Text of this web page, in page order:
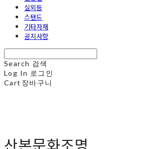
실외등
스탠드
기타자재
공지사항
Search 검색
Log In 로그인
Cart 장바구니
산본문화조명